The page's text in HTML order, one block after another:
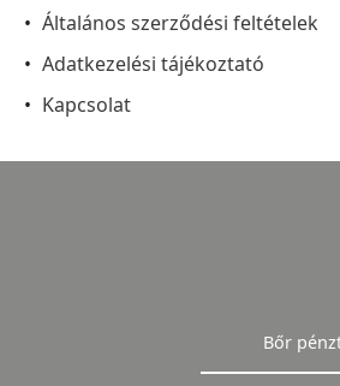
Általános szerződési feltételek
Adatkezelési tájékoztató
Kapcsolat
Bőr